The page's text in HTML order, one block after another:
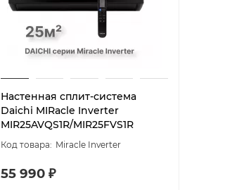
Настенная сплит-система
Daichi MIRacle Inverter
MIR25AVQS1R/MIR25FVS1R
Miracle Inverter
55 990 ₽